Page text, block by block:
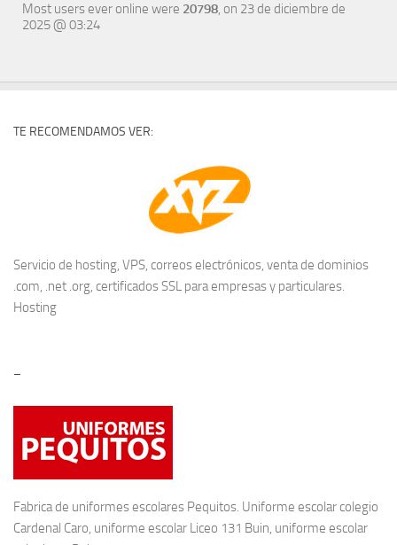
Most users ever online were 20798, on 23 de diciembre de
2025 @ 03:24
TE RECOMENDAMOS VER:
Servicio de hosting, VPS, correos electrónicos, venta de dominios
.com, .net .org, certificados SSL para empresas y particulares.
Hosting
–
Fabrica de uniformes escolares Pequitos. Uniforme escolar colegio
Cardenal Caro, uniforme escolar Liceo 131 Buin, uniforme escolar